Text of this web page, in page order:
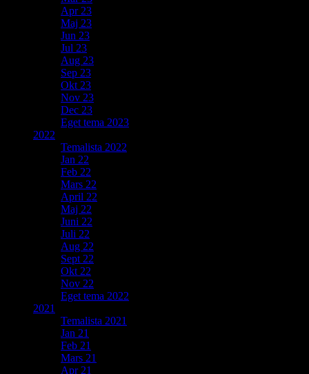
Apr 23
Maj 23
Jun 23
Jul 23
Aug 23
Sep 23
Okt 23
Nov 23
Dec 23
Eget tema 2023
2022
Temalista 2022
Jan 22
Feb 22
Mars 22
April 22
Maj 22
Juni 22
Juli 22
Aug 22
Sept 22
Okt 22
Nov 22
Eget tema 2022
2021
Temalista 2021
Jan 21
Feb 21
Mars 21
Apr 21